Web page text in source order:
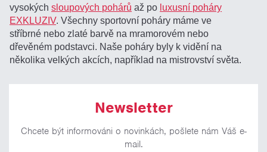
vysokýchsloupových pohárů až po luxusní poháry
EXKLUZIV. Všechny sportovní poháry máme ve
stříbrné nebo zlaté barvě na mramorovém nebo
dřevěném podstavci. Naše poháry byly k vidění na
několika velkých akcích, například na mistrovství světa.
Newsletter
Chcete být informováni o novinkách, pošlete nám Váš e-
mail.